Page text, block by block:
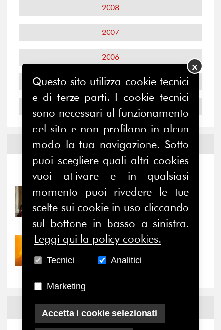
2008
2007
2006
2005
2004
Notizie edEventi
Eventi
31/07/2026
Prima della pausa estiva,
il valore di...
30/07/2026
Nove anni dopo la
“grande cecità”: la...
NewsFacebook
Questo sito utilizza cookie tecnici
e di terze parti. I cookie tecnici
sono necessari al funzionamento
del sito e non profilano in alcun
modo la tua navigazione. Sotto
puoi scegliere quali altri cookies
vuoi attivare e in qualsiasi
momento puoi rivedere le tue
scelte sui cookie in uso cliccando
sul bottone in basso a sinistra.
Leggi qui la policy cookies.
Tecnici Analitici
Marketing
Accetta i cookie selezionati
X